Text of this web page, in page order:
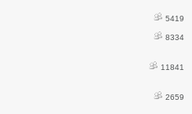
5419
8334
11841
2659